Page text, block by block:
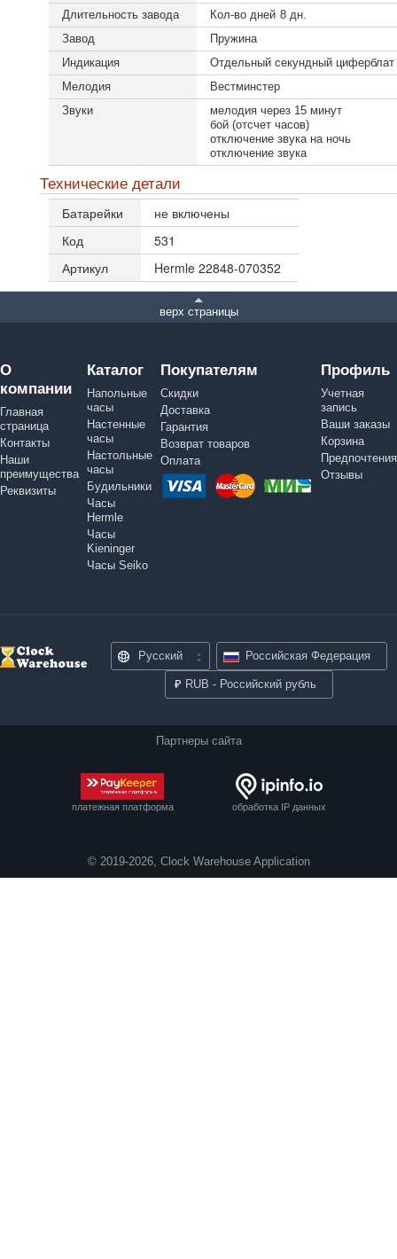
Длительность завода
Кол-во дней 8 дн.
Завод
Пружина
Индикация
Отдельный секундный циферблат
Мелодия
Вестминстер
Звуки
мелодия через 15 минут
бой (отсчет часов)
отключение звука на ночь
отключение звука
Технические детали
Батарейки
не включены
Код
531
Артикул
Hermle 22848-070352
верх страницы
О
компании
Главная
страница
Контакты
Наши
преимущества
Реквизиты
Каталог
Напольные
часы
Настенные
часы
Настольные
часы
Будильники
Часы
Hermle
Часы
Kieninger
Часы Seiko
Покупателям
Скидки
Доставка
Гарантия
Возврат товаров
Оплата
Профиль
Учетная
запись
Ваши заказы
Корзина
Предпочтения
Отзывы
Русский Российская Федерация
₽ RUB - Российский рубль
Партнеры сайта
платежная платформа обработка IP данных
© 2019-2026, Clock Warehouse Application